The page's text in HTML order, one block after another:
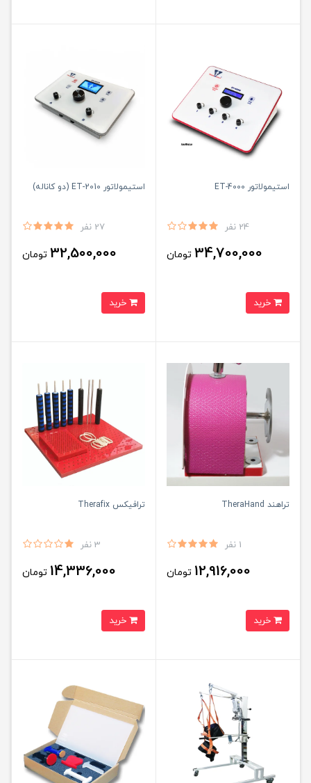
استیمولاتور ET-4000
24 نفر
34,700,000 تومان
استیمولاتور ET-2010 (دو کاناله)
27 نفر
32,500,000 تومان
تراهند TheraHand
1 نفر
12,916,000 تومان
ترافیکس Therafix
3 نفر
14,336,000 تومان